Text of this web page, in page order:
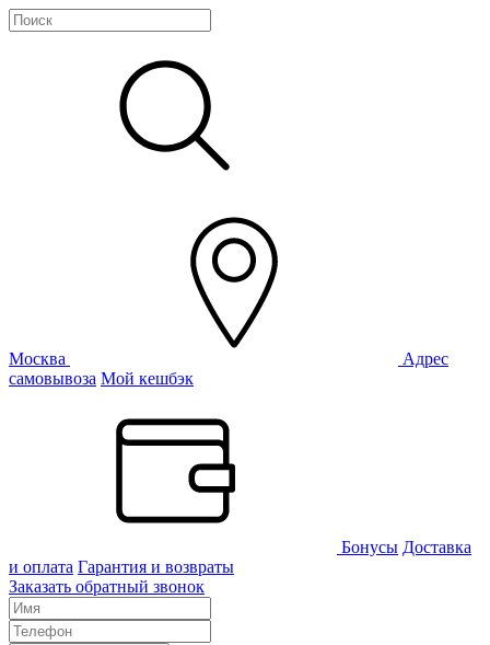
Москва
Адрес
самовывоза Мой кешбэк
Бонусы Доставка
и оплата Гарантия и возвраты
Заказать обратный звонок